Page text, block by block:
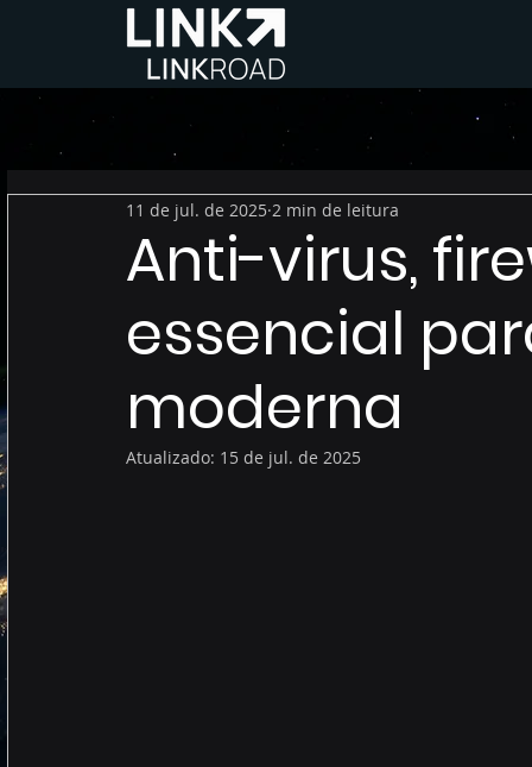
Anti-virus,
essencial
moderna
11 de jul. de 2025 2 min de leitura
Atualizado: 15 de jul. de 2025